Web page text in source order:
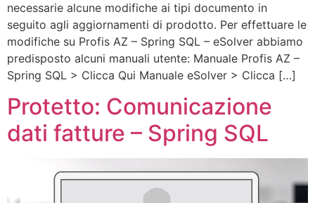
necessarie alcune modifiche ai tipi documento in
seguito agli aggiornamenti di prodotto. Per effettuare le
modifiche su Profis AZ – Spring SQL – eSolver abbiamo
predisposto alcuni manuali utente: Manuale Profis AZ –
Spring SQL > Clicca Qui Manuale eSolver > Clicca […]
Protetto: Comunicazione
dati fatture – Spring SQL